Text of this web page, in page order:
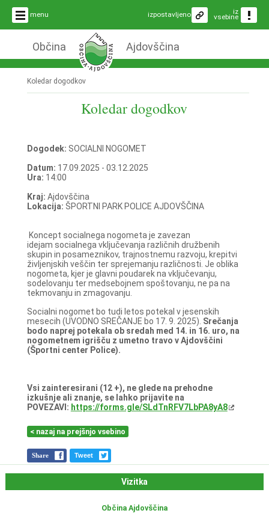
menu iz
vsebine
izpostavljeno
Občina Ajdovščina
Koledar dogodkov
Koledar dogodkov
Dogodek: SOCIALNI NOGOMET
Datum: 17.09.2025 - 03.12.2025
Ura: 14:00
Kraj: Ajdovščina
Lokacija: ŠPORTNI PARK POLICE AJDOVŠČINA
Koncept socialnega nogometa je zavezan
idejam socialnega vključevanja različnih družbenih
skupin in posameznikov, trajnostnemu razvoju, krepitvi
življenjskih veščin ter sprejemanju različnosti. Je oblika
nogometa, kjer je glavni poudarek na vključevanju,
sodelovanju ter medsebojnem spoštovanju, ne pa na
tekmovanju in zmagovanju.
Socialni nogomet bo tudi letos potekal v jesenskih
mesecih (UVODNO SREČANJE bo 17. 9. 2025). Srečanja
bodo naprej potekala ob sredah med 14. in 16. uro, na
nogometnem igrišču z umetno travo v Ajdovščini
(Športni center Police).
Vsi zainteresirani (12 +), ne glede na prehodne
izkušnje ali znanje, se lahko prijavite na
POVEZAVI: https://forms.gle/SLdTnRFV7LbPA8yA8
< nazaj na prejšnjo vsebino
Share Tweet
Vizitka
Občina Ajdovščina